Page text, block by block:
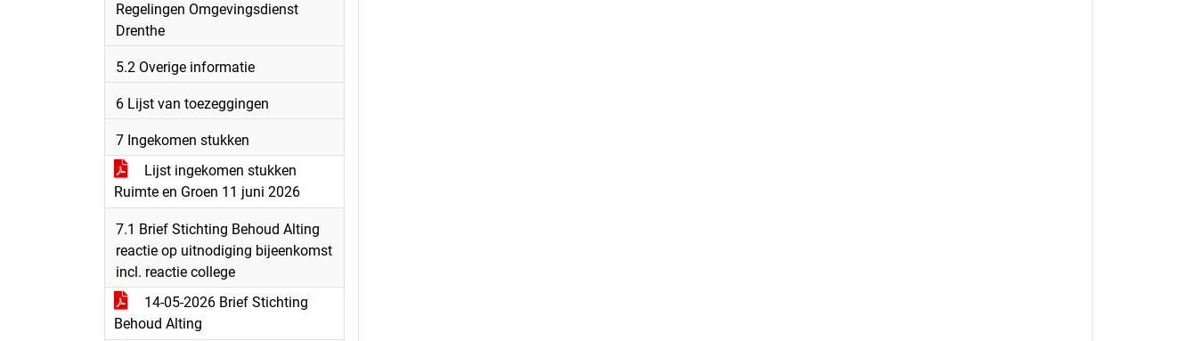
Regelingen Omgevingsdienst
Drenthe
5.2 Overige informatie
6 Lijst van toezeggingen
7 Ingekomen stukken
Lijst ingekomen stukken
Ruimte en Groen 11 juni 2026
7.1 Brief Stichting Behoud Alting
reactie op uitnodiging bijeenkomst
incl. reactie college
14-05-2026 Brief Stichting
Behoud Alting